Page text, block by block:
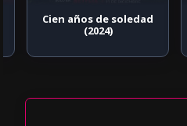
Cien años de soledad
(2024)